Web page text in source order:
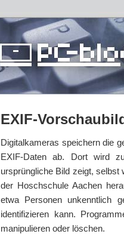
EXIF-
Digitalkameras speichern die
EXIF-Daten ab. Dort wird
ursprüngliche Bild zeigt, selbst
der Hoschschule Aachen
etwa Personen unkenntlich
identifizieren kann.
manipulieren oder löschen.